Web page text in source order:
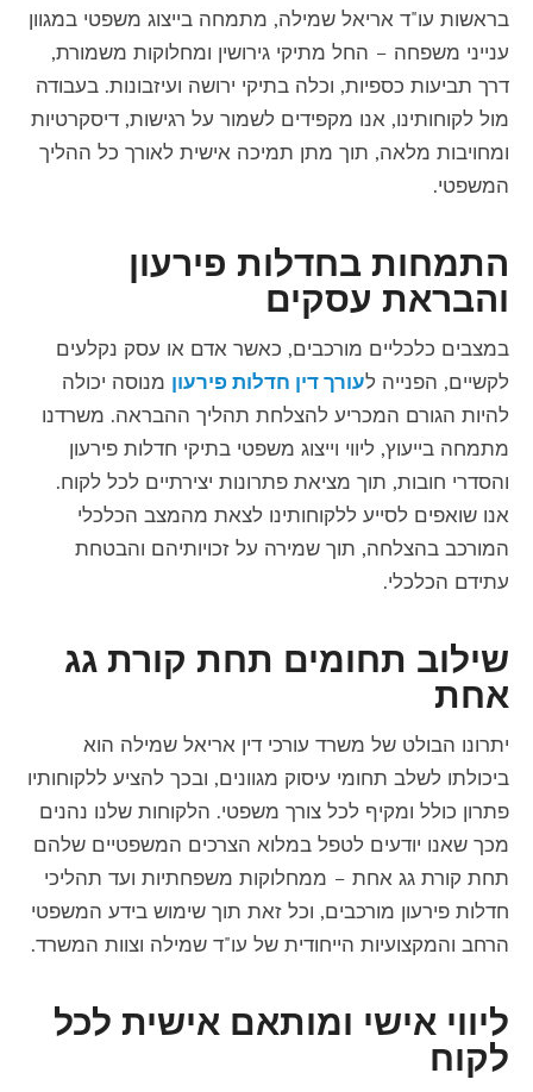
בראשות עו"ד אריאל שמילה, מתמחה בייצוג משפטי במגוון
ענייני משפחה – החל מתיקי גירושין ומחלוקות משמורת,
דרך תביעות כספיות, וכלה בתיקי ירושה ועיזבונות. בעבודה
מול לקוחותינו, אנו מקפידים לשמור על רגישות, דיסקרטיות
ומחויבות מלאה, תוך מתן תמיכה אישית לאורך כל ההליך
המשפטי.
התמחות בחדלות פירעון
והבראת עסקים
במצבים כלכליים מורכבים, כאשר אדם או עסק נקלעים
לקשיים, הפנייה לעורך דין חדלות פירעוןמנוסה יכולה
להיות הגורם המכריע להצלחת תהליך ההבראה. משרדנו
מתמחה בייעוץ, ליווי וייצוג משפטי בתיקי חדלות פירעון
והסדרי חובות, תוך מציאת פתרונות יצירתיים לכל לקוח.
אנו שואפים לסייע ללקוחותינו לצאת מהמצב הכלכלי
המורכב בהצלחה, תוך שמירה על זכויותיהם והבטחת
עתידם הכלכלי.
שילוב תחומים תחת קורת גג
אחת
יתרונו הבולט של משרד עורכי דין אריאל שמילה הוא
ביכולתו לשלב תחומי עיסוק מגוונים, ובכך להציע ללקוחותיו
פתרון כולל ומקיף לכל צורך משפטי. הלקוחות שלנו נהנים
מכך שאנו יודעים לטפל במלוא הצרכים המשפטיים שלהם
תחת קורת גג אחת – ממחלוקות משפחתיות ועד תהליכי
חדלות פירעון מורכבים, וכל זאת תוך שימוש בידע המשפטי
הרחב והמקצועיות הייחודית של עו"ד שמילה וצוות המשרד.
ליווי אישי ומותאם אישית לכל
לקוח